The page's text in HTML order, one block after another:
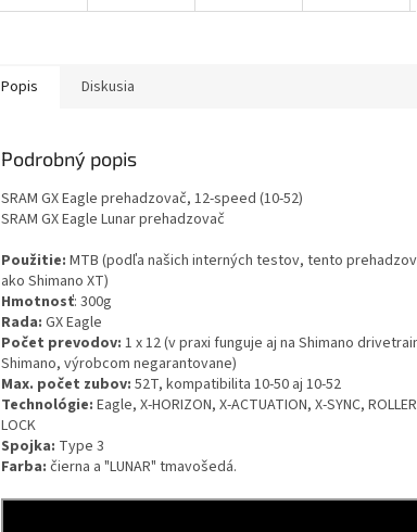
Popis Diskusia
Podrobný popis
SRAM GX Eagle prehadzovač, 12-speed (10-52)
SRAM GX Eagle Lunar prehadzovač
Použitie: MTB (podľa našich interných testov, tento
ako Shimano XT)
Hmotnosť: 300g
Rada: GX Eagle
Počet prevodov: 1 x 12 (v praxi funguje aj na Shimano
Shimano, výrobcom negarantovane)
Max. počet zubov: 52T, kompatibilita 10-50 aj 10-52
Technológie: Eagle, X-HORIZON, X-ACTUATION, X-SYNC,
LOCK
Spojka: Type 3
Farba: čierna a "LUNAR" tmavošedá.